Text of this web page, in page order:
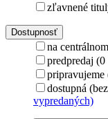
zľavnené
Dostupnosť
na
predpredaj
dostupná
vypredaných)